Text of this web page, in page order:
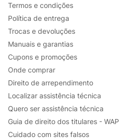
Termos e condições
Política de entrega
Trocas e devoluções
Manuais e garantias
Cupons e promoções
Onde comprar
Direito de arrependimento
Localizar assistência técnica
Quero ser assistência técnica
Guia de direito dos titulares - WAP
Cuidado com sites falsos